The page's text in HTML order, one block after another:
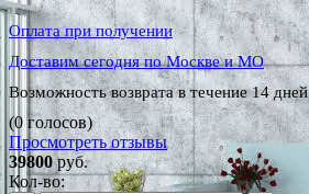
Оплата при получении
Доставим сегодня по Москве и МО
Возможность возврата в течение 14 дней
(0 голосов)
Просмотреть отзывы
39800руб.
Кол-во: